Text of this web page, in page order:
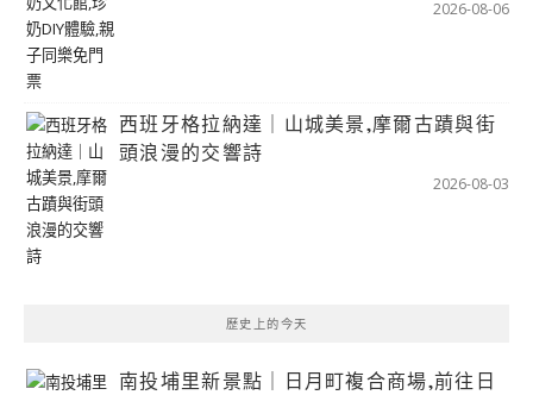
2026-08-06
西班牙格拉納達｜山城美景,摩爾古蹟與街
頭浪漫的交響詩
2026-08-03
歷史上的今天
南投埔里新景點｜日月町複合商場,前往日